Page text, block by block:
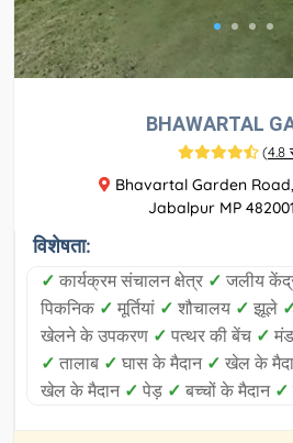
BHAWARTAL
(4.8
Bhavartal Garden
Jabalpur MP 482001
विशेषता:
✓ कार्यक्रम संचालन क्षेत्र ✓ जलीय
पिकनिक ✓ मूर्तियां ✓ शौचालय ✓ झूले
खेलने के उपकरण ✓ पत्थर की बेंच ✓
✓ तालाब ✓ घास के मैदान ✓ खेल के
खेल के मैदान ✓ पेड़ ✓ बच्चों के मैदान ✓